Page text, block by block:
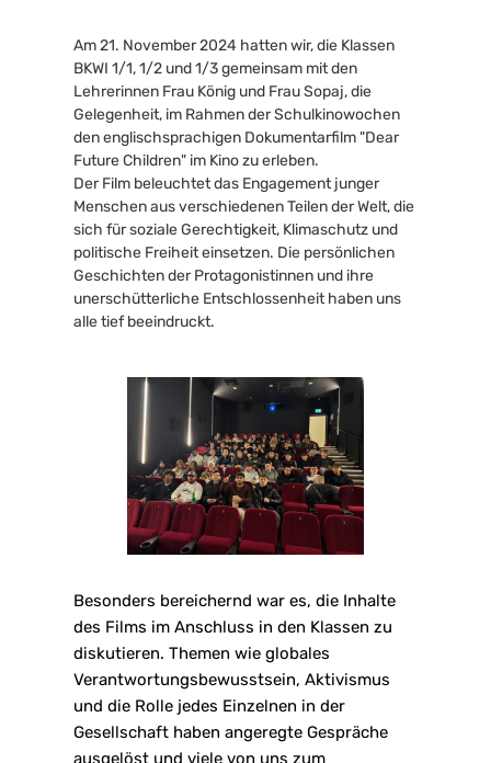
Am 21. November 2024 hatten wir, die Klassen
BKWI 1/1, 1/2 und 1/3 gemeinsam mit den
Lehrerinnen Frau König und Frau Sopaj, die
Gelegenheit, im Rahmen der Schulkinowochen
den englischsprachigen Dokumentarfilm "Dear
Future Children" im Kino zu erleben.
Der Film beleuchtet das Engagement junger
Menschen aus verschiedenen Teilen der Welt, die
sich für soziale Gerechtigkeit, Klimaschutz und
politische Freiheit einsetzen. Die persönlichen
Geschichten der Protagonistinnen und ihre
unerschütterliche Entschlossenheit haben uns
alle tief beeindruckt.
Besonders bereichernd war es, die Inhalte
des Films im Anschluss in den Klassen zu
diskutieren. Themen wie globales
Verantwortungsbewusstsein, Aktivismus
und die Rolle jedes Einzelnen in der
Gesellschaft haben angeregte Gespräche
ausgelöst und viele von uns zum